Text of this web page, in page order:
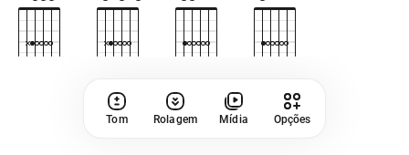
Tom Rolagem Mídia Opções